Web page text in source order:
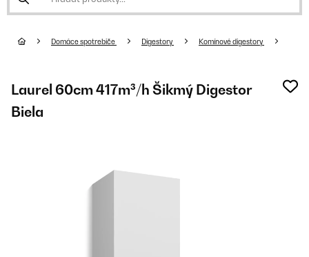
Domáce spotrebiče Digestory Komínové digestory
Laurel 60cm 417m³/h Šikmý Digestor
Biela